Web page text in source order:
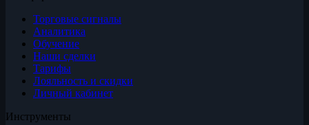
Торговые сигналы
Аналитика
Обучение
Наши сделки
Тарифы
Лояльность и скидки
Личный кабинет
Инструменты